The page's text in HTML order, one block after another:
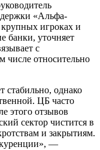
«Альфа-
игроках и
банки, уточняет
с
числе относительно
стабильно, однако
ЦБ часто
этого отзывов
сектор чистится в
и закрытиям.
—